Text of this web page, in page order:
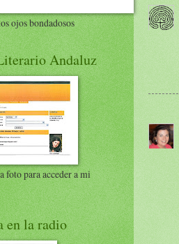
ojos bondadosos
Andaluz
foto para acceder a mi
en la radio